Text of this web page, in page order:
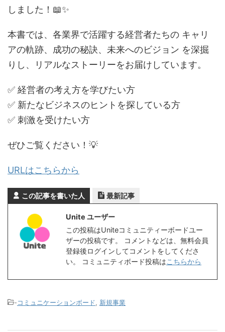
しました！📖✨
本書では、各業界で活躍する経営者たちの キャリ
アの軌跡、成功の秘訣、未来へのビジョン を深掘
りし、リアルなストーリーをお届けしています。
✅ 経営者の考え方を学びたい方
✅ 新たなビジネスのヒントを探している方
✅ 刺激を受けたい方
ぜひご覧ください！💡
URLはこちらから
この記事を書いた人 最新記事
Unite ユーザー
この投稿はUniteコミュニティーボードユー
ザーの投稿です。 コメントなどは、無料会員
登録後ログインしてコメントをしてくださ
い。 コミュニティボード投稿はこちらから
-コミュニケーションボード 新規事業